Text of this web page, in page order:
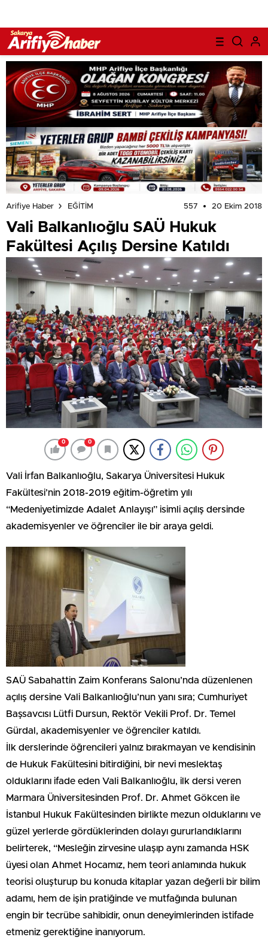
Arifiye Haber EĞİTİM 557 20 Ekim 2018
Vali Balkanlıoğlu SAÜ Hukuk
Fakültesi Açılış Dersine Katıldı
0 0
Vali İrfan Balkanlıoğlu, Sakarya Üniversitesi Hukuk
Fakültesi’nin 2018-2019 eğitim-öğretim yılı
“Medeniyetimizde Adalet Anlayışı” isimli açılış dersinde
akademisyenler ve öğrenciler ile bir araya geldi.
SAÜ Sabahattin Zaim Konferans Salonu’nda düzenlenen
açılış dersine Vali Balkanlıoğlu’nun yanı sıra; Cumhuriyet
Başsavcısı Lütfi Dursun, Rektör Vekili Prof. Dr. Temel
Gürdal, akademisyenler ve öğrenciler katıldı.
İlk derslerinde öğrencileri yalnız bırakmayan ve kendisinin
de Hukuk Fakültesini bitirdiğini, bir nevi meslektaş
olduklarını ifade eden Vali Balkanlıoğlu, ilk dersi veren
Marmara Üniversitesinden Prof. Dr. Ahmet Gökcen ile
İstanbul Hukuk Fakültesinden birlikte mezun olduklarını ve
güzel yerlerde gördüklerinden dolayı gururlandıklarını
belirterek, “Mesleğin zirvesine ulaşıp aynı zamanda HSK
üyesi olan Ahmet Hocamız, hem teori anlamında hukuk
teorisi oluşturup bu konuda kitaplar yazan değerli bir bilim
adamı, hem de işin pratiğinde ve mutfağında bulunan
engin bir tecrübe sahibidir, onun deneyimlerinden istifade
etmeniz gerektiğine inanıyorum.